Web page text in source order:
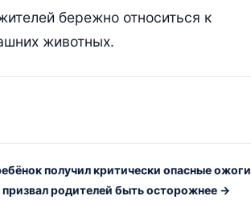
бережно относиться к
животных.
получил критически опасные ожоги
родителей быть осторожнее →